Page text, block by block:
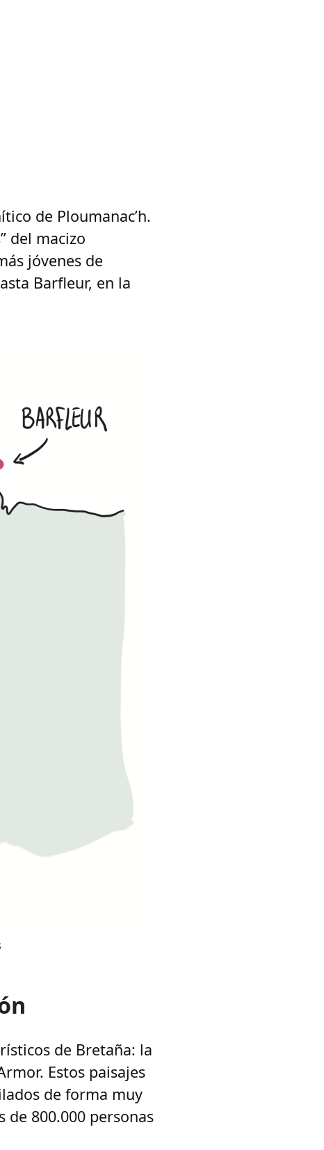
de Ploumanac’h.
del macizo
jóvenes de
Barfleur, en la
de Bretaña: la
Estos paisajes
de forma muy
de 800.000 personas